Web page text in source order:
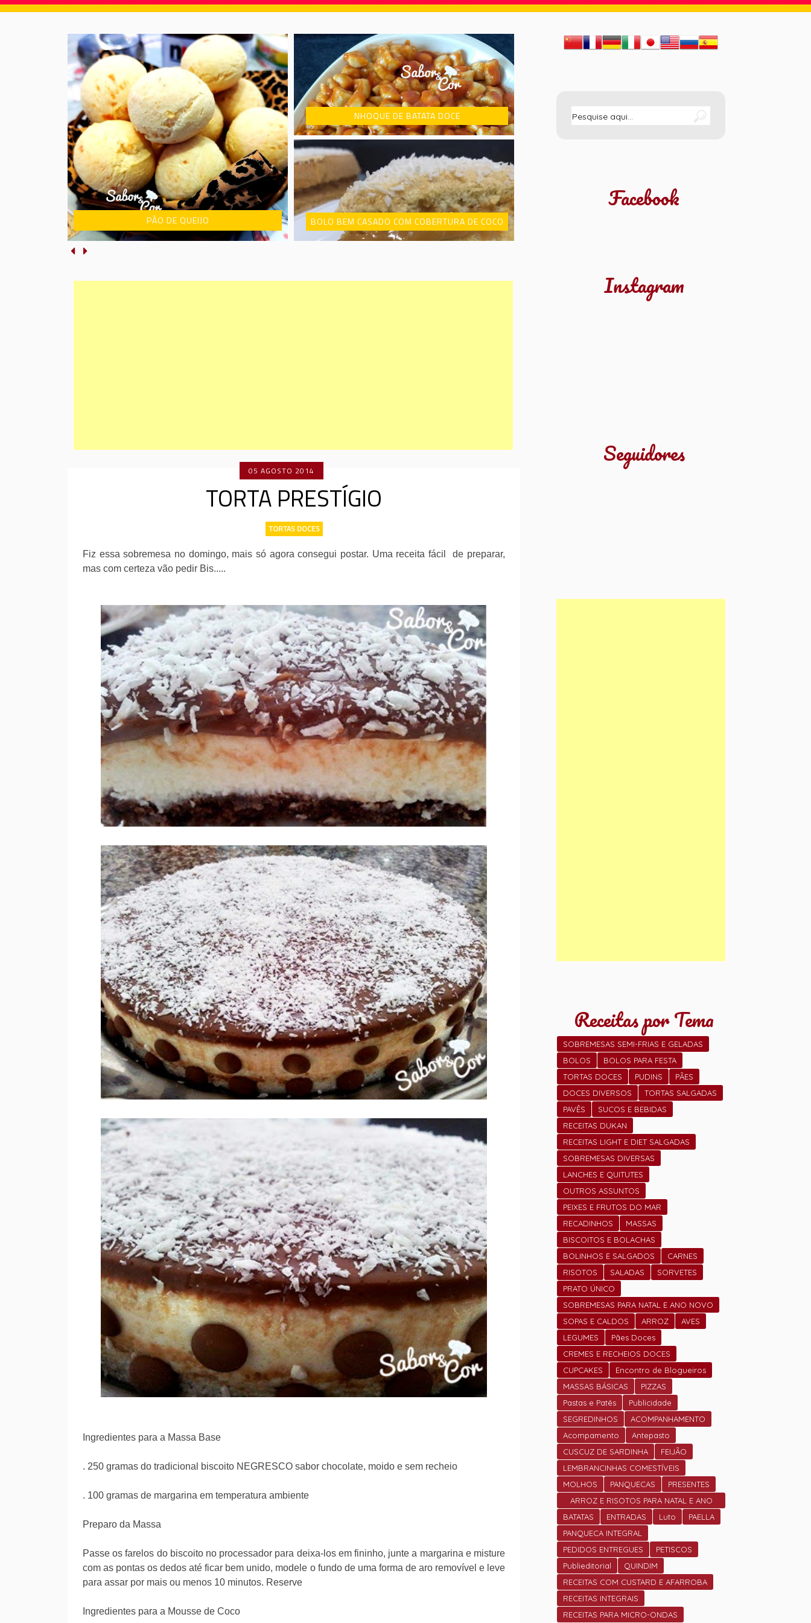
NHOQUE DE BATATA DOCE
BOLO BEM CASADO COM COBERTURA DE COCO
PUDIM DE PISTACHE
05 AGOSTO 2014
TORTA PRESTÍGIO
TORTAS DOCES
Fiz essa sobremesa no domingo, mais só agora consegui postar. Uma receita fácil de preparar,
mas com certeza vão pedir Bis.....
Ingredientes para a Massa Base
. 250 gramas do tradicional biscoito NEGRESCO sabor chocolate, moido e sem recheio
. 100 gramas de margarina em temperatura ambiente
Preparo da Massa
Passe os farelos do biscoito no processador para deixa-los em fininho, junte a margarina e misture
com as pontas os dedos até ficar bem unido, modele o fundo de uma forma de aro removível e leve
para assar por mais ou menos 10 minutos. Reserve
Ingredientes para a Mousse de Coco
Facebook
Instagram
Seguidores
Receitas por Tema
SOBREMESAS SEMI-FRIAS E GELADAS
BOLOS
BOLOS PARA FESTA
TORTAS DOCES
PUDINS
PÃES
DOCES DIVERSOS
TORTAS SALGADAS
PAVÊS
SUCOS E BEBIDAS
RECEITAS DUKAN
RECEITAS LIGHT E DIET SALGADAS
SOBREMESAS DIVERSAS
LANCHES E QUITUTES
OUTROS ASSUNTOS
PEIXES E FRUTOS DO MAR
RECADINHOS
MASSAS
BISCOITOS E BOLACHAS
BOLINHOS E SALGADOS
CARNES
RISOTOS
SALADAS
SORVETES
PRATO ÚNICO
SOBREMESAS PARA NATAL E ANO NOVO
SOPAS E CALDOS
ARROZ
AVES
LEGUMES
Pães Doces
CREMES E RECHEIOS DOCES
CUPCAKES
Encontro de Blogueiros
MASSAS BÁSICAS
PIZZAS
Pastas e Patês
Publicidade
SEGREDINHOS
ACOMPANHAMENTO
Acompamento
Antepasto
CUSCUZ DE SARDINHA
FEIJÃO
LEMBRANCINHAS COMESTÍVEIS
MOLHOS
PANQUECAS
PRESENTES
ARROZ E RISOTOS PARA NATAL E ANO
NOVO
BATATAS ENTRADAS Luto
PAELLA
PANQUECA INTEGRAL
PEDIDOS ENTREGUES
PETISCOS
Publieditorial
QUINDIM
RECEITAS COM CUSTARD E AFARROBA
RECEITAS INTEGRAIS
RECEITAS PARA MICRO-ONDAS